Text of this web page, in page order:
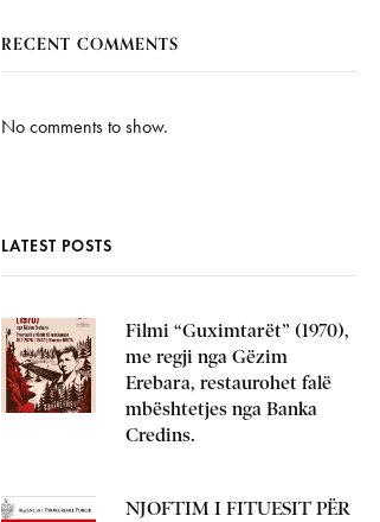
RECENT COMMENTS
No comments to show.
LATEST POSTS
Filmi “Guximtarët” (1970),
me regji nga Gëzim
Erebara, restaurohet falë
mbështetjes nga Banka
Credins.
NJOFTIM I FITUESIT PËR